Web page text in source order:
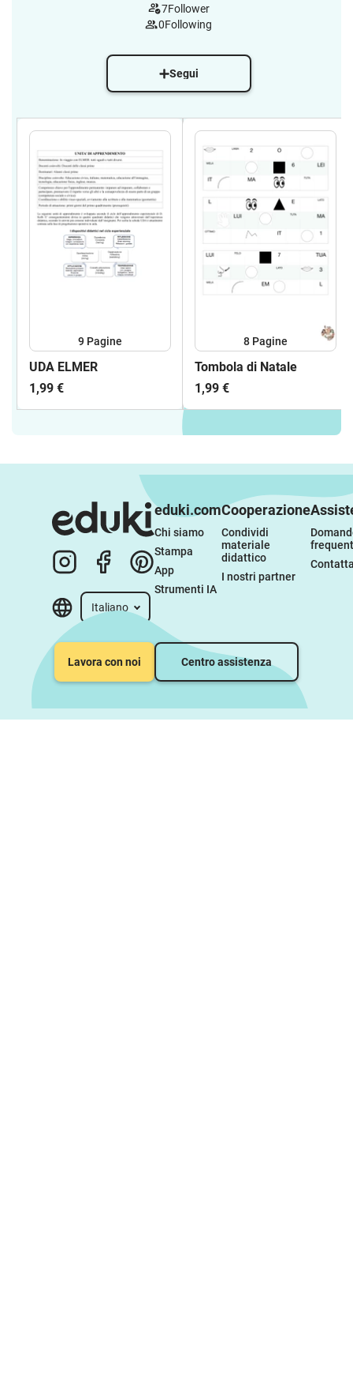
7Follower
0Following
Segui
9 Pagine
UDA ELMER
1,99 €
8 Pagine
Tombola di Natale
1,99 €
Italiano
eduki.com
Chi siamo
Stampa
App
Strumenti IA
Cooperazione
Condividi
materiale
didattico
I nostri partner
Lavora con noi Centro assistenza